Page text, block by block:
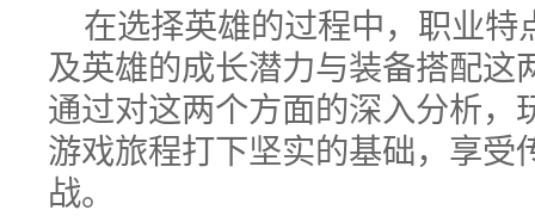
在选择英雄的过程中，职业
及英雄的成长潜力与装备搭配这
通过对这两个方面的深入分析，
游戏旅程打下坚实的基础，享受
战。